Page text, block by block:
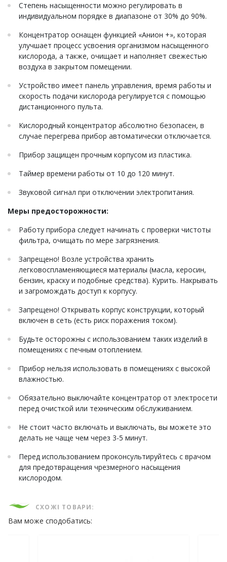
Степень насыщенности можно регулировать в
индивидуальном порядке в диапазоне от 30% до 90%.
Концентратор оснащен функцией «Анион +», которая
улучшает процесс усвоения организмом насыщенного
кислорода, а также, очищает и наполняет свежестью
воздуха в закрытом помещении.
Устройство имеет панель управления, время работы и
скорость подачи кислорода регулируется с помощью
дистанционного пульта.
Кислородный концентратор абсолютно безопасен, в
случае перегрева прибор автоматически отключается.
Прибор защищен прочным корпусом из пластика.
Таймер времени работы от 10 до 120 минут.
Звуковой сигнал при отключении электропитания.
Меры предосторожности:
Работу прибора следует начинать с проверки чистоты
фильтра, очищать по мере загрязнения.
Запрещено! Возле устройства хранить
легковоспламеняющиеся материалы (масла, керосин,
бензин, краску и подобные средства). Курить. Накрывать
и загромождать доступ к корпусу.
Запрещено! Открывать корпус конструкции, который
включен в сеть (есть риск поражения током).
Будьте осторожны с использованием таких изделий в
помещениях с печным отоплением.
Прибор нельзя использовать в помещениях с высокой
влажностью.
Обязательно выключайте концентратор от электросети
перед очисткой или техническим обслуживанием.
Не стоит часто включать и выключать, вы можете это
делать не чаще чем через 3-5 минут.
Перед использованием проконсультируйтесь с врачом
для предотвращения чрезмерного насыщения
кислородом.
СХОЖІ ТОВАРИ:
Вам може сподобатись: